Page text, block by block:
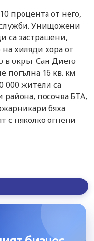
процента от него,
Унищожени
са застрашени,
хиляди хора от
окръг Сан Диего
погълна 16 кв. км
000 жители са
посочва БТА,
бяха
с няколко огнени